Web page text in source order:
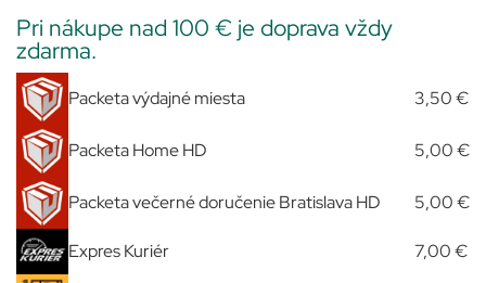
Pri nákupe nad 100 € je doprava vždy
zdarma.
Packeta výdajné miesta 3,50 €
Packeta Home HD 5,00 €
Packeta večerné doručenie Bratislava HD 5,00 €
Expres Kuriér 7,00 €